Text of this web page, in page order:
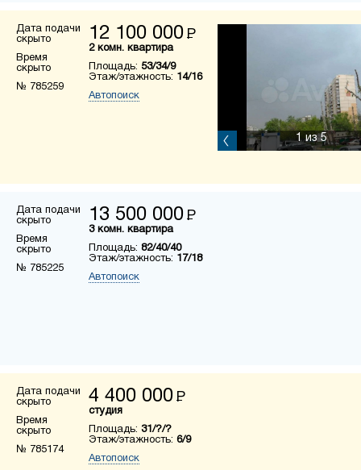
Дата подачи
скрыто
Время
скрыто
№ 785259
12 100 000 Р
2 комн. квартира
Площадь: 53/34/9
Этаж/этажность: 14/16
Автопоиск
1из 5
Дата подачи
скрыто
Время
скрыто
№ 785225
13 500 000 Р
3 комн. квартира
Площадь: 82/40/40
Этаж/этажность: 17/18
Автопоиск
Дата подачи
скрыто
Время
скрыто
№ 785174
4 400 000 Р
студия
Площадь: 31/?/?
Этаж/этажность: 6/9
Автопоиск